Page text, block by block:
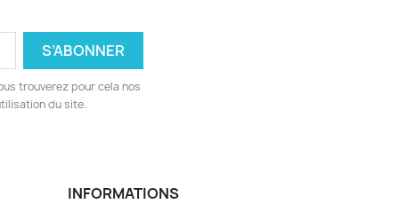
trouverez pour cela nos
du site.
INFORMATIONS